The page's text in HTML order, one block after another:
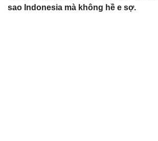
sao Indonesia mà không hề e sợ.